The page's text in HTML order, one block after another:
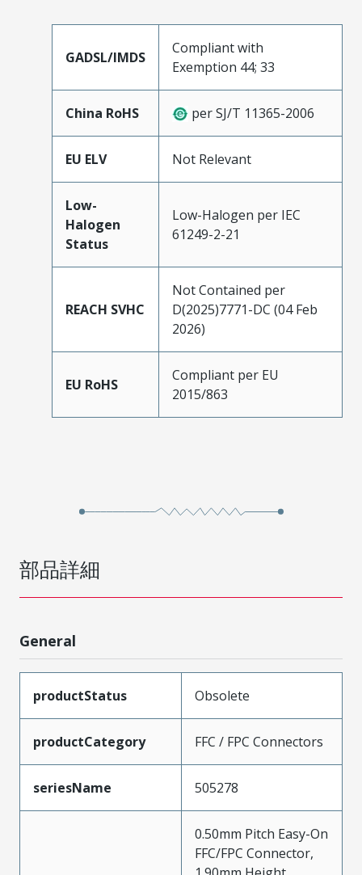
GADSL/IMDS
Compliant with
Exemption 44; 33
China RoHS per SJ/T 11365-2006
EU ELV Not Relevant
Low-
Halogen
Status
Low-Halogen per IEC
61249-2-21
REACH SVHC
Not Contained per
D(2025)7771-DC (04 Feb
2026)
EU RoHS
Compliant per EU
2015/863
部品詳細
General
productStatus Obsolete
productCategory FFC / FPC Connectors
seriesName 505278
0.50mm Pitch Easy-On
FFC/FPC Connector,